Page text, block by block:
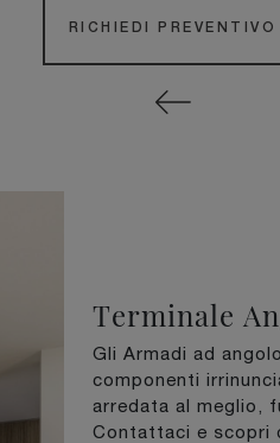
RICHIEDI PREVENTIVO
Terminale
Gli Armadi ad
componenti
arredata al meglio,
Contattaci e scopri